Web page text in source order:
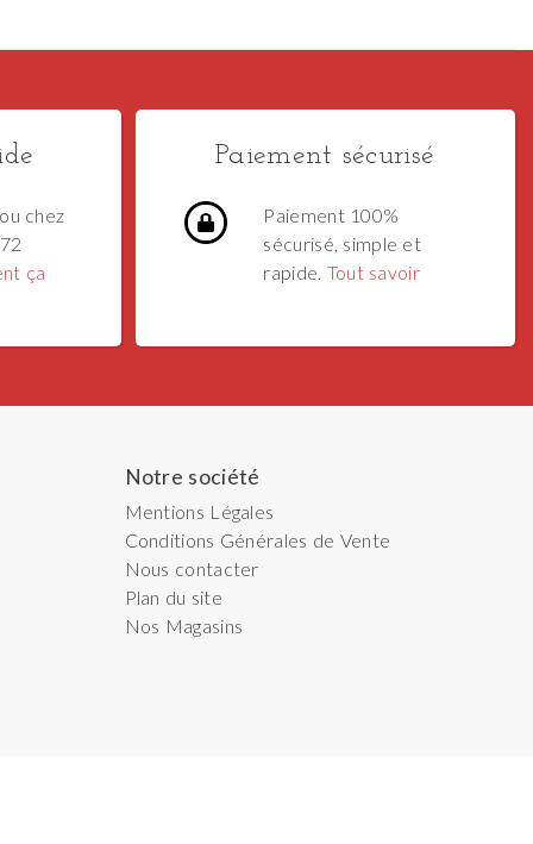
ou chez
ça
Paiement sécurisé
Paiement 100%
sécurisé, simple et
rapide. Tout savoir
Notre société
Mentions Légales
Conditions Générales de Vente
Nous contacter
Plan du site
Nos Magasins